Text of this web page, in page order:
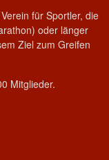
für Sportler, die
oder länger
Ziel zum Greifen
Mitglieder.